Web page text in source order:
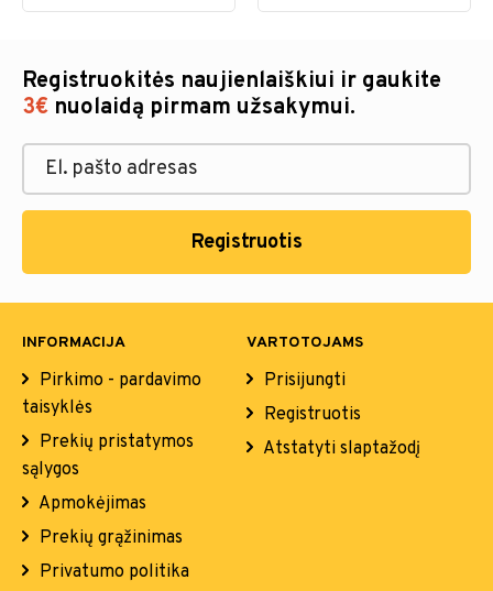
Registruokitės naujienlaiškiui ir gaukite
3€ nuolaidą pirmam užsakymui.
Registruotis
INFORMACIJA
Pirkimo - pardavimo
taisyklės
Prekių pristatymos
sąlygos
Apmokėjimas
Prekių grąžinimas
Privatumo politika
VARTOTOJAMS
Prisijungti
Registruotis
Atstatyti slaptažodį